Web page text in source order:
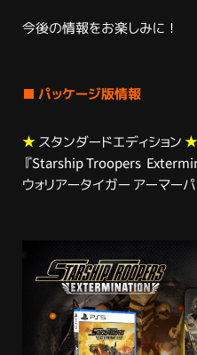
今後の情報をお楽しみに！
■ パッケージ版情報
★スタンダードエディション★
『Starship Troopers
ウォリアータイガー アーマー